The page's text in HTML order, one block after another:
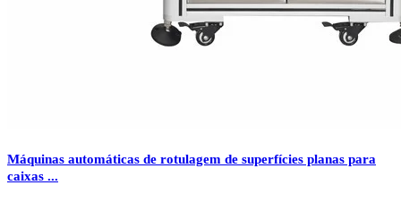
Máquinas automáticas de rotulagem de superfícies planas para
caixas ...